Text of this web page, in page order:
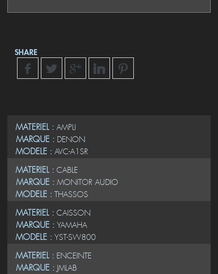
SHARE
MATERIEL : AMPLI
MARQUE : DENON
MODELE : AVC-A1SR
MATERIEL : CABLE
MARQUE : MONITOR AUDIO
MODELE : THASSOS
MATERIEL : CAISSON
MARQUE : YAMAHA
MODELE : YST-SW800
MATERIEL : ENCEINTE
MARQUE : JMLAB